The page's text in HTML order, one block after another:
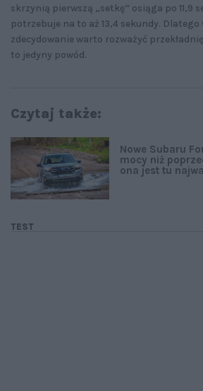
skrzynią pierwszą „setkę” osiąga po 11,9
potrzebuje na to aż 13,4 sekundy.
zdecydowanie warto rozważyć
to jedyny powód.
Czytaj także:
TEST
Nowe Subaru
mocy niż
ona jest tu